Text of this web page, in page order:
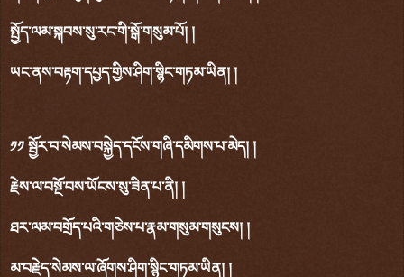
སྤྱོད་ལམ་སྐབས་སུ་རང་གི་སྒོ་གསུམ་པོ། །
ཡང་ནས་བརྟག་དཔྱད་གྱིས་ཤིག་སྙིང་གཏམ་ཡིན། །
༡༡ སྦྱོར་བ་སེམས་བསྐྱེད་དངོས་གཞི་དམིགས་པ་མེད། །
རྗེས་ལ་བསྔོ་བས་ཡོངས་སུ་ཟིན་པ་ནི། །
ཐར་ལམ་བགྲོད་པའི་གཅེས་པ་རྣམ་གསུམ་གསུངས། །
མ་བརྗེད་སེམས་ལ་ཞོགས་ཤིག་སྙིང་གཏམ་ཡིན། །